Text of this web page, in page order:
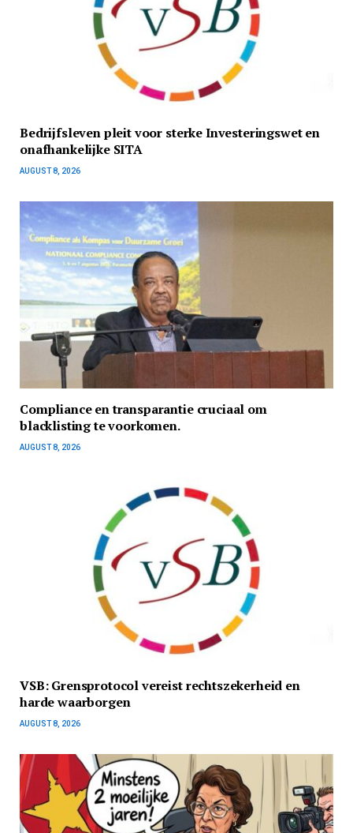
Bedrijfsleven pleit voor sterke Investeringswet en
onafhankelijke SITA
AUGUST 8, 2026
Compliance en transparantie cruciaal om
blacklisting te voorkomen.
AUGUST 8, 2026
VSB: Grensprotocol vereist rechtszekerheid en
harde waarborgen
AUGUST 8, 2026